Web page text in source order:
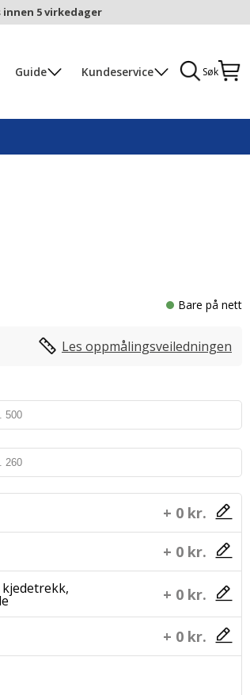
5 virkedager
Søk
Guide Kundeservice
Bare på nett
Les oppmålingsveiledningen
+ 0 kr.
+ 0 kr.
+ 0 kr.
+ 0 kr.